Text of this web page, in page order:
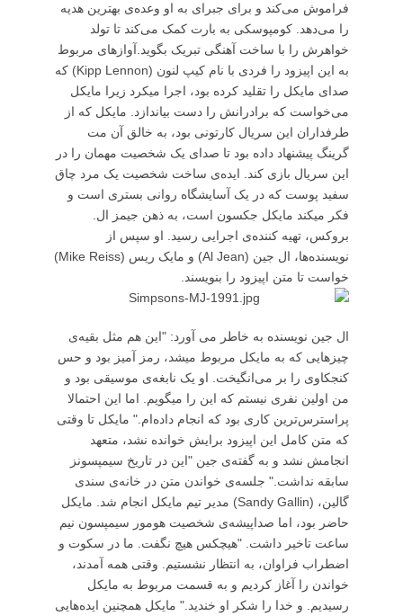
فراموش می‌کند و برای جبرای به او وعده‌ی بهترین هدیه
را می‌دهد. کومپوسکی به بارت کمک می‌کند تا تولد
خواهرش را با ساخت آهنگی تبریک بگوید.آوازهای مربوط
به این اپیزود را فردی با نام کیپ لنون (Kipp Lennon) که
صدای مایکل را تقلید کرده بود، اجرا میکرد زیرا مایکل
می‌خواست که برادرانش را دست بیاندازد. مایکل که از
طرفداران این سریال کارتونی بود، به خالق آن مت
گرینگ پیشنهاد داده بود تا صدای یک شخصیت مهمان را در
این سریال بازی کند. ایده‌ی ساخت شخصیت یک مرد چاق
سفید پوست که در یک آسایشگاه روانی بستری است و
فکر میکند مایکل جکسون است، به ذهن جیمز ال.
بروکس، تهیه کننده‌ی اجرایی رسید. او سپس از
نویسنده‌ها، ال جین (Al Jean) و مایک ریس (Mike Reiss)
خواست تا متن اپیزود را بنویسند.
ال جین نویسنده به خاطر می آورد: "این هم مثل بقیه‌ی
چیزهایی که به مایکل مربوط میشد، رمز آمیز بود و حس
کنجکاوی را بر می‌انگیخت. او یک نابغه‌ی موسیقی بود و
من اولین نفری نیستم که این را می‎گویم. اما این احتمالا
پراسترس‌ترین کاری بود که انجام داده‌ام." مایکل تا وقتی
که متن کامل این اپیزود برایش خوانده نشد، متعهد
انجامش نشد و به گفته‌ی جین "این در تاریخ سیمپسونز
سابقه نداشت." جلسه‌ی خواندن متن در خانه‌ی سندی
گالین، (Sandy Gallin) مدیر تیم مایکل انجام شد. مایکل
حاضر بود، اما صداپیشه‌ی شخصیت هومور سیمپسون نیم
ساعت تاخیر داشت. "هیچکس هیچ نگفت. ما در سکوت و
اضطراب فراوان، به انتظار نشستیم. وقتی همه آمدند،
خواندن را آغاز کردیم و به قسمت مربوط به مایکل
رسیدیم. و خدا را شکر او خندید." مایکل همچنین ایده‌هایی